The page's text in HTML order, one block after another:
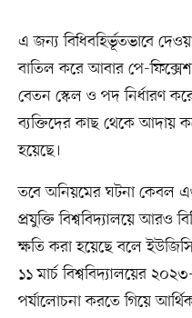
এ জন্য বিধিবহির্ভূতভাবে
বাতিল করে আবার পে-
বেতন স্কেল ও পদ নির্ধারণ করে
ব্যক্তিদের কাছ থেকে আদায়
হয়েছে।
তবে অনিয়মের ঘটনা কেবল
প্রযুক্তি বিশ্ববিদ্যালয়ে আরও
ক্ষতি করা হয়েছে বলে
১১ মার্চ বিশ্ববিদ্যালয়ের
পর্যালোচনা করতে গিয়ে